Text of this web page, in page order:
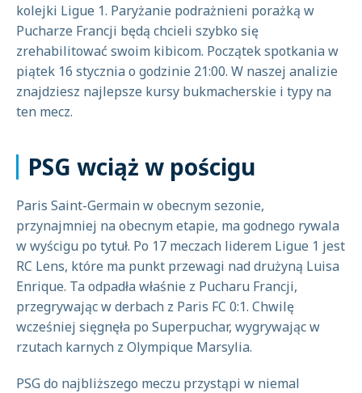
kolejki Ligue 1. Paryżanie podrażnieni porażką w
Pucharze Francji będą chcieli szybko się
zrehabilitować swoim kibicom. Początek spotkania w
piątek 16 stycznia o godzinie 21:00. W naszej analizie
znajdziesz najlepsze kursy bukmacherskie i typy na
ten mecz.
PSG wciąż w pościgu
Paris Saint-Germain w obecnym sezonie,
przynajmniej na obecnym etapie, ma godnego rywala
w wyścigu po tytuł. Po 17 meczach liderem Ligue 1 jest
RC Lens, które ma punkt przewagi nad drużyną Luisa
Enrique. Ta odpadła właśnie z Pucharu Francji,
przegrywając w derbach z Paris FC 0:1. Chwilę
wcześniej sięgnęła po Superpuchar, wygrywając w
rzutach karnych z Olympique Marsylia.
PSG do najbliższego meczu przystąpi w niemal